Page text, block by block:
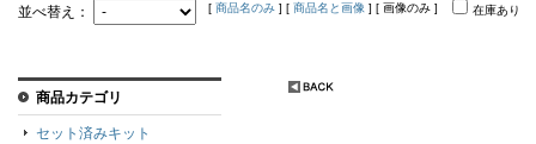
並べ替え： [ 商品名のみ ] [ 商品名と画像 ] [ 画像のみ ] 在庫あり
商品カテゴリ
セット済みキット